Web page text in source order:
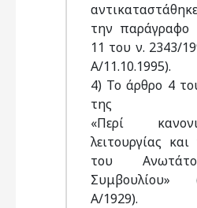
την παράγραφο
11 του ν. 2343/
Α/11.10.1995).
4) Το άρθρο 4
της
«Περί
λειτουργίας
του
Α/1929).